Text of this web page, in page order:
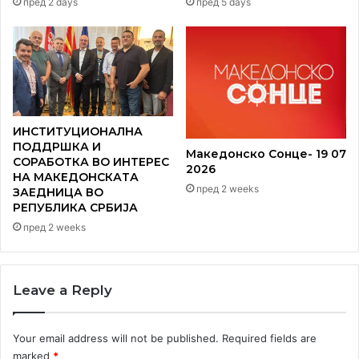
ИНСТИТУЦИОНАЛНА
ПОДДРШКА И
СОРАБОТКА ВО ИНТЕРЕС
НА МАКЕДОНСКАТА
ЗАЕДНИЦА ВО
РЕПУБЛИКА СРБИЈА
пред 2 weeks
Македонско Сонце- 19 07
2026
пред 2 weeks
Leave a Reply
Your email address will not be published. Required fields are
marked *